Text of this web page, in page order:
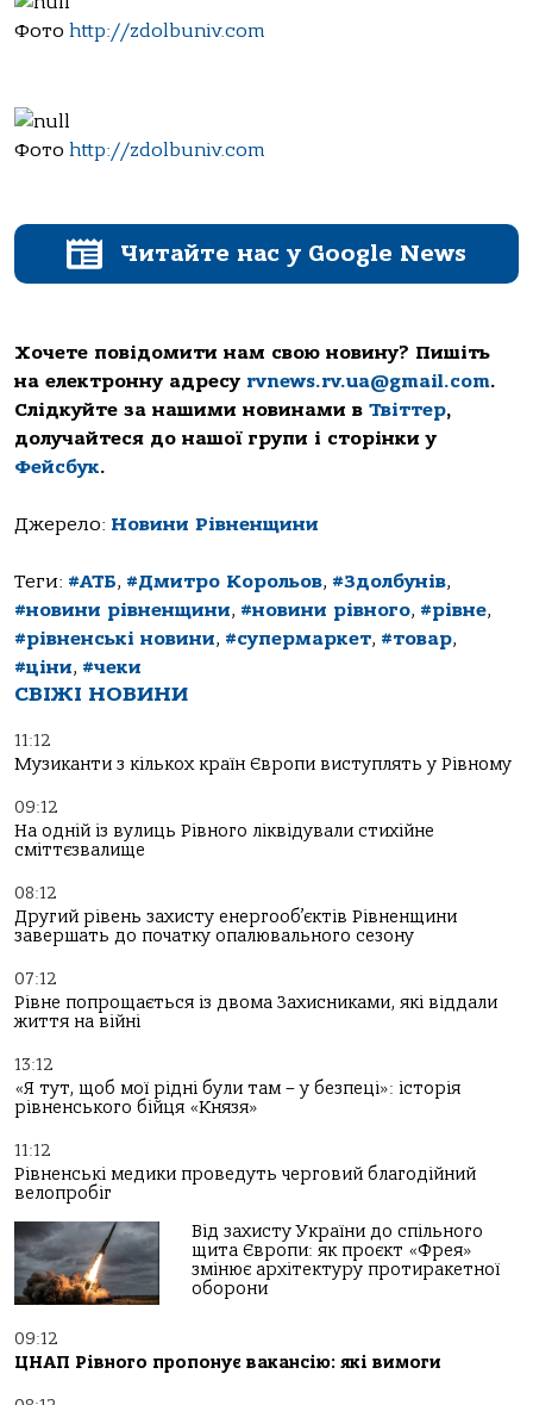
Фото http://zdolbuniv.com
Фото http://zdolbuniv.com
Читайте нас у Google News
Хочете повідомити нам свою новину? Пишіть
на електронну адресу rvnews.rv.ua@gmail.com.
Слідкуйте за нашими новинами в Твіттер,
долучайтеся до нашої групи і сторінки у
Фейсбук.
Джерело: Новини Рівненщини
Теги: #АТБ, #Дмитро Корольов, #Здолбунів,
#новини рівненщини, #новини рівного, #рівне,
#рівненські новини, #супермаркет, #товар,
#ціни, #чеки
СВІЖІ НОВИНИ
11:12
Музиканти з кількох країн Європи виступлять у Рівному
09:12
На одній із вулиць Рівного ліквідували стихійне
сміттєзвалище
08:12
Другий рівень захисту енергооб’єктів Рівненщини
завершать до початку опалювального сезону
07:12
Рівне попрощається із двома Захисниками, які віддали
життя на війні
13:12
«Я тут, щоб мої рідні були там – у безпеці»: історія
рівненського бійця «Князя»
11:12
Рівненські медики проведуть черговий благодійний
велопробіг
Від захисту України до спільного
щита Європи: як проєкт «Фрея»
змінює архітектуру протиракетної
оборони
09:12
ЦНАП Рівного пропонує вакансію: які вимоги